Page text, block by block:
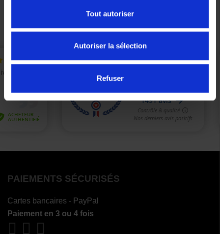
Tout autoriser
Autoriser la sélection
Refuser
PAIEMENTS SÉCURISÉS
Cartes bancaires - PayPal
Paiement en 3 ou 4 fois